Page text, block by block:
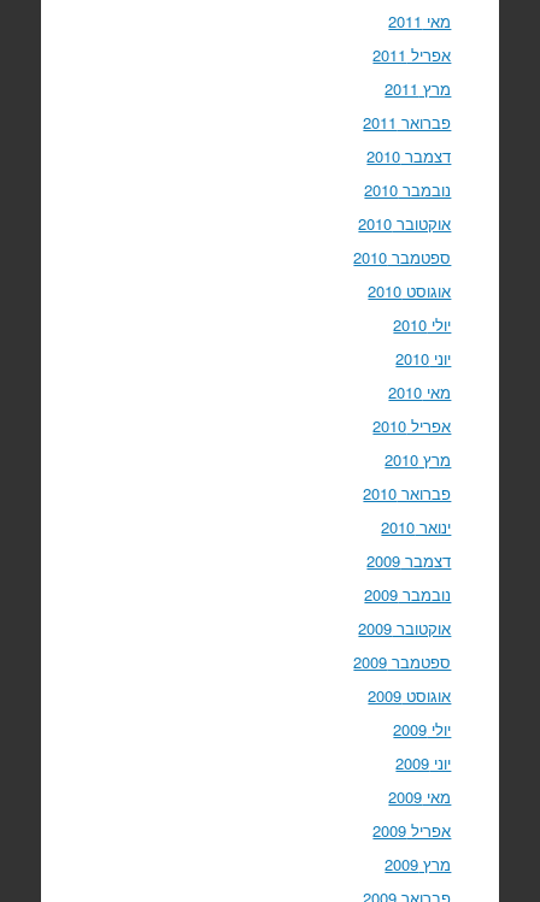
מאי 2011
אפריל 2011
מרץ 2011
פברואר 2011
דצמבר 2010
נובמבר 2010
אוקטובר 2010
ספטמבר 2010
אוגוסט 2010
יולי 2010
יוני 2010
מאי 2010
אפריל 2010
מרץ 2010
פברואר 2010
ינואר 2010
דצמבר 2009
נובמבר 2009
אוקטובר 2009
ספטמבר 2009
אוגוסט 2009
יולי 2009
יוני 2009
מאי 2009
אפריל 2009
מרץ 2009